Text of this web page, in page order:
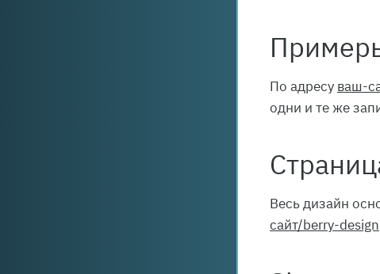
По адресу ваш-
одни и те же
Весь дизайн
сайт/berry-design